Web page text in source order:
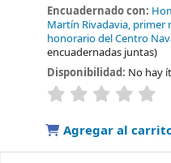
Encuadernado con:
Martín Rivadavia,
honorario del Centro
encuadernadas juntas)
Disponibilidad: No hay
valoración
Agregar al